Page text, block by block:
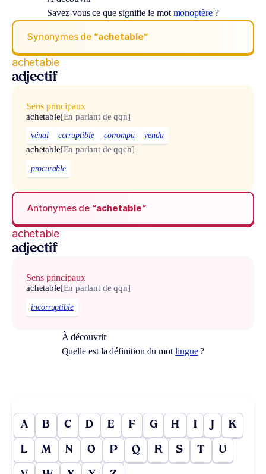
Savez-vous ce que signifie le mot monoptère?
Synonymes de “achetable“
achetable
adjectif
Sens principaux
achetable[En parlant de qqn]
vénal corruptible corrompu vendu
achetable[En parlant de qqch]
procurable
Antonymes de “achetable“
achetable
adjectif
Sens principaux
achetable[En parlant de qqn]
incorruptible
À découvrir
Quelle est la définition du motlingue?
A B C D E F G H I J K
L M N O P Q R S T U